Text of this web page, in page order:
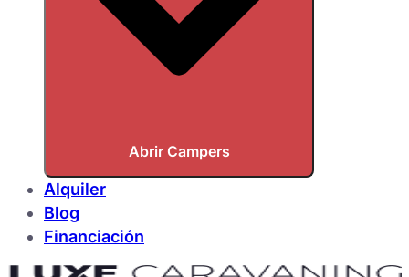
Abrir Campers
Alquiler
Blog
Financiación